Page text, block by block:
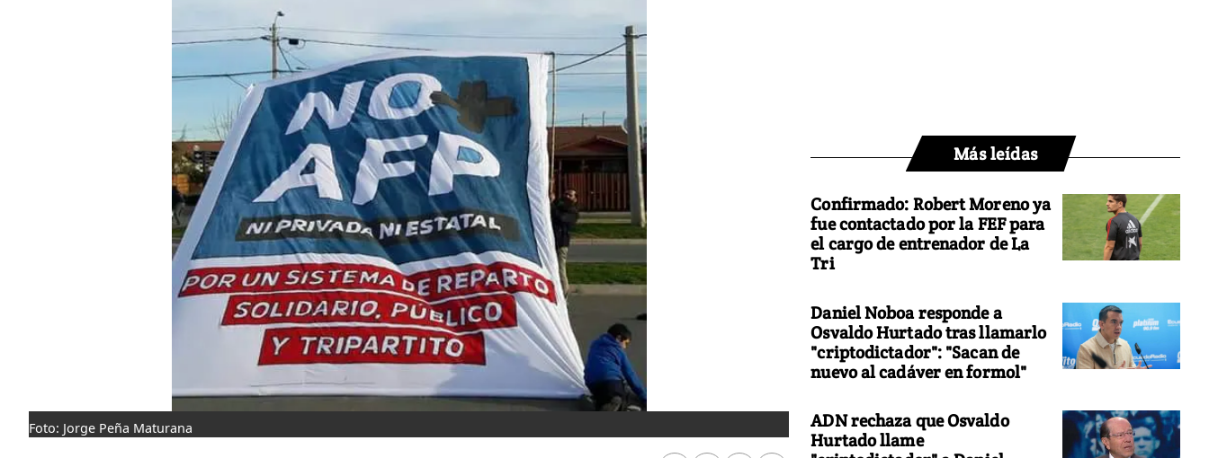
Foto: Jorge Peña Maturana
Más leídas
Confirmado: Robert Moreno ya
fue contactado por la FEF para
el cargo de entrenador de La
Tri
Daniel Noboa responde a
Osvaldo Hurtado tras llamarlo
"criptodictador": "Sacan de
nuevo al cadáver en formol"
ADN rechaza que Osvaldo
Hurtado llame